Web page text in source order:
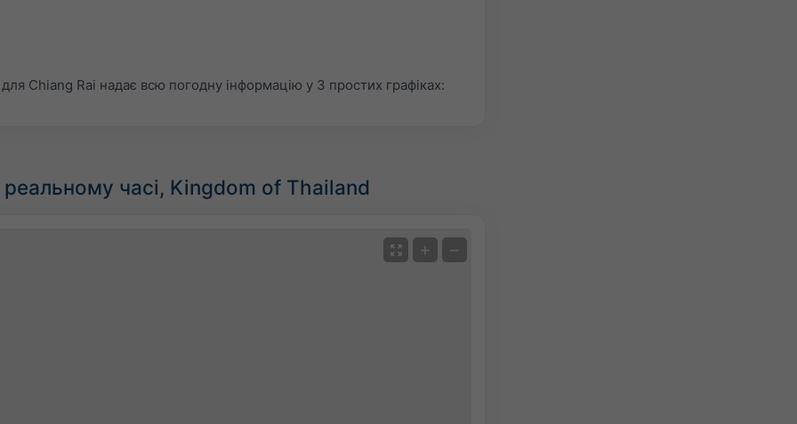
Chiang Rai надає всю погодну інформацію у 3 простих графіках:
часі, Kingdom of Thailand
+ −